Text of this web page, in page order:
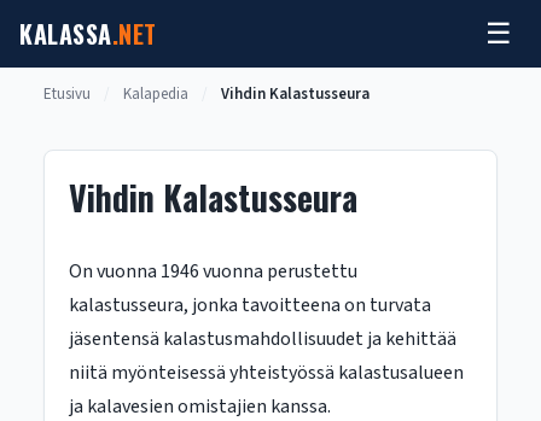
sisältöön
KALASSA.NET ☰
Etusivu Kalapedia Vihdin Kalastusseura
Vihdin Kalastusseura
On vuonna 1946 vuonna perustettu
kalastusseura, jonka tavoitteena on turvata
jäsentensä kalastusmahdollisuudet ja kehittää
niitä myönteisessä yhteistyössä kalastusalueen
ja kalavesien omistajien kanssa.